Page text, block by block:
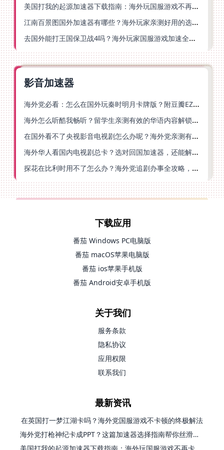
美国打我的起源加速器下载指南：海外玩国服游戏不再卡的终极方案
江南百景图国外加速器有哪些？海外玩家亲测好用的选择与避坑指南
去国外能打王国保卫战4吗？海外玩家国服游戏加速全攻略（附公主连结幻想江湖实测）
影音加速器
海外党必看：怎么在国外玩秦时明月卡牌版？附豆瓣EZCast地区限制破解法
海外怎么听酷我畅听？留学生亲测有效的华语内容解锁指南
在国外看不了央视影音电视剧怎么办呢？海外党亲测有效的回国加速方案
海外华人看国内电视剧总卡？选对回国加速器，还能解决菲律宾打不开反诈中心的问题
探花在比利时用不了怎么办？海外党追剧办事全攻略，选对加速器就够了
下载应用
番茄 Windows PC电脑版
番茄 macOS苹果电脑版
番茄 ios苹果手机版
番茄 Android安卓手机版
关于我们
服务条款
隐私协议
应用权限
联系我们
最新资讯
在英国打一梦江湖卡吗？海外党国服游戏不卡顿的终极解法
海外党打枪神纪卡成PPT？这篇加速器选择指南帮你丝滑上分